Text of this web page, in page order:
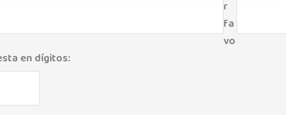
r
fa
vo
en dígitos: